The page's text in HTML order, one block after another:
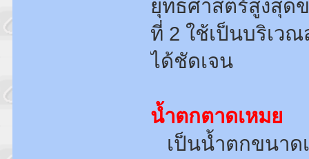
ยุทธศาสตร์สูงสุด
ที่ 2 ใช้เป็นบริเว
ได้ชัดเจน
น้ำตกตาดเหมย
เป็นน้ำตกขนาดเ